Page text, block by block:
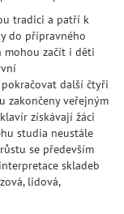
tradici a patří k
do přípravného
mohou začít i děti
další čtyři
zakončeny veřejným
získávají žáci
studia neustále
se především
skladeb
lidová,